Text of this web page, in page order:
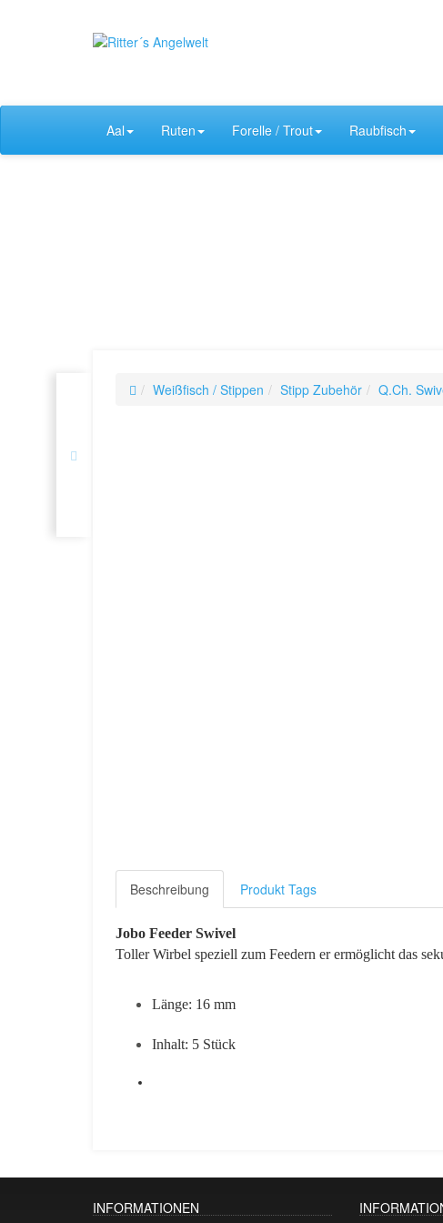
Aal Ruten Forelle / Trout Raubfisch
Weißfisch / Stippen Stipp Zubehör Q.Ch.
Beschreibung Produkt Tags
Jobo Feeder Swivel
Toller Wirbel speziell zum Feedern er ermöglicht das
Länge: 16 mm
Inhalt: 5 Stück
INFORMATIONEN